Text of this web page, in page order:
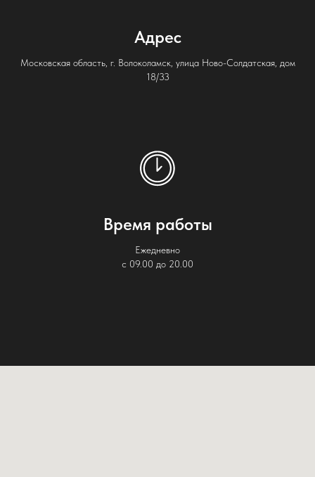
Адрес
Московская область, г. Волоколамск, улица Ново-Солдатская, дом
18/33
Время работы
Ежедневно
с 09.00 до 20.00